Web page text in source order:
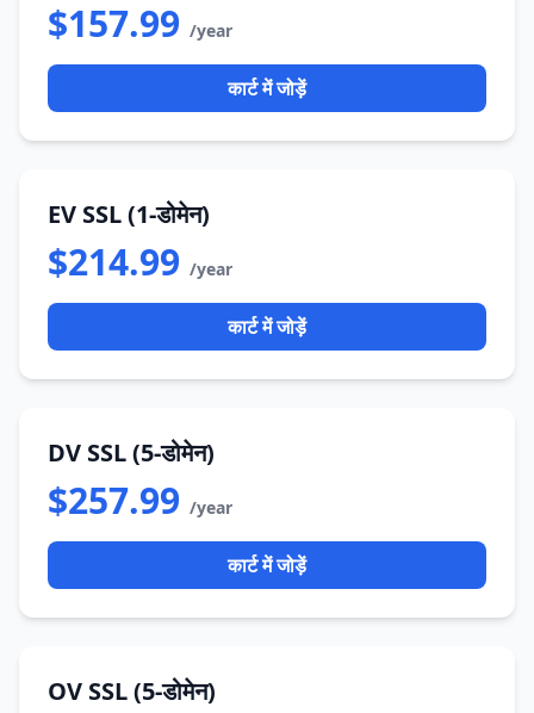
$157.99 /year
कार्ट में जोड़ें
EV SSL (1-डोमेन)
$214.99 /year
कार्ट में जोड़ें
DV SSL (5-डोमेन)
$257.99 /year
कार्ट में जोड़ें
OV SSL (5-डोमेन)